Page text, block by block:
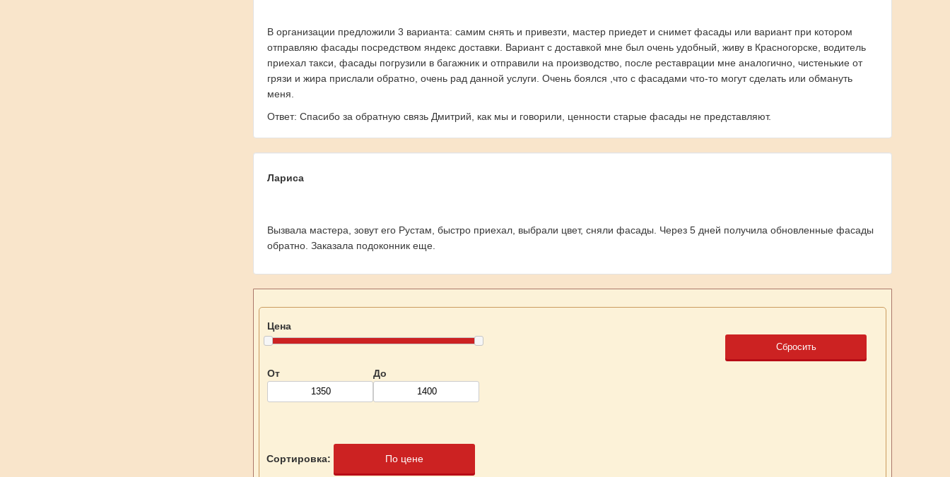
В организации предложили 3 варианта: самим снять и привезти, мастер приедет и снимет фасады или вариант при котором
отправляю фасады посредством яндекс доставки. Вариант с доставкой мне был очень удобный, живу в Красногорске, водитель
приехал такси, фасады погрузили в багажник и отправили на производство, после реставрации мне аналогично, чистенькие от
грязи и жира прислали обратно, очень рад данной услуги. Очень боялся ,что с фасадами что-то могут сделать или обмануть
меня.
Ответ: Спасибо за обратную связь Дмитрий, как мы и говорили, ценности старые фасады не представляют.
Лариса
Вызвала мастера, зовут его Рустам, быстро приехал, выбрали цвет, сняли фасады. Через 5 дней получила обновленные фасады
обратно. Заказала подоконник еще.
Цена
От До
Сбросить
Сортировка: По цене